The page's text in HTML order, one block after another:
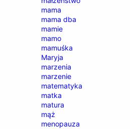
mama
mama dba
mamie
mamo
mamuśka
Maryja
marzenia
marzenie
matematyka
matka
matura
mąż
menopauza